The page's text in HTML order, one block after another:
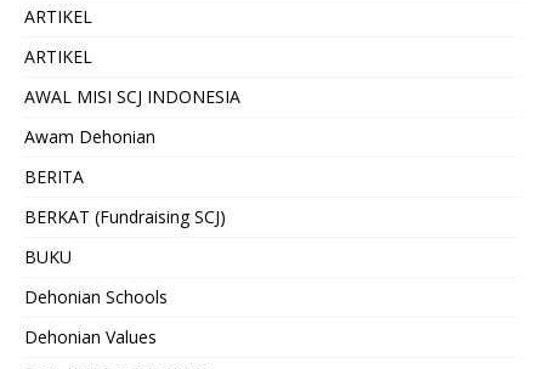
ARTIKEL
ARTIKEL
AWAL MISI SCJ INDONESIA
Awam Dehonian
BERITA
BERKAT (Fundraising SCJ)
BUKU
Dehonian Schools
Dehonian Values